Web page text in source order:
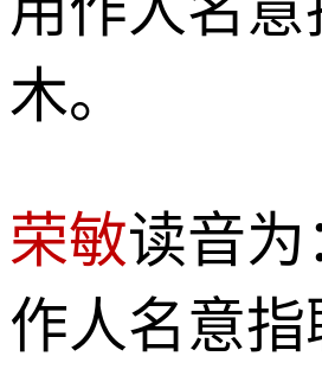
木。
荣敏读音为
作人名意指